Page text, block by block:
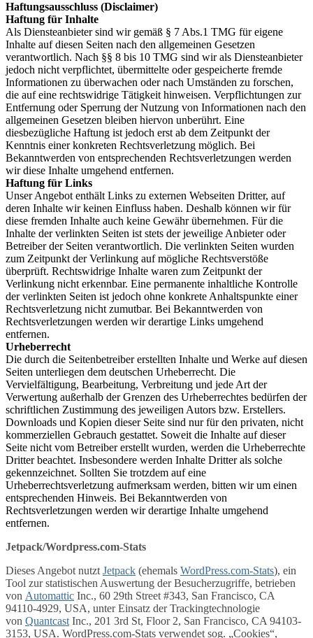
Haftungsausschluss (Disclaimer)
Haftung für Inhalte
Als Diensteanbieter sind wir gemäß § 7 Abs.1 TMG für eigene
Inhalte auf diesen Seiten nach den allgemeinen Gesetzen
verantwortlich. Nach §§ 8 bis 10 TMG sind wir als Diensteanbieter
jedoch nicht verpflichtet, übermittelte oder gespeicherte fremde
Informationen zu überwachen oder nach Umständen zu forschen,
die auf eine rechtswidrige Tätigkeit hinweisen. Verpflichtungen zur
Entfernung oder Sperrung der Nutzung von Informationen nach den
allgemeinen Gesetzen bleiben hiervon unberührt. Eine
diesbezügliche Haftung ist jedoch erst ab dem Zeitpunkt der
Kenntnis einer konkreten Rechtsverletzung möglich. Bei
Bekanntwerden von entsprechenden Rechtsverletzungen werden
wir diese Inhalte umgehend entfernen.
Haftung für Links
Unser Angebot enthält Links zu externen Webseiten Dritter, auf
deren Inhalte wir keinen Einfluss haben. Deshalb können wir für
diese fremden Inhalte auch keine Gewähr übernehmen. Für die
Inhalte der verlinkten Seiten ist stets der jeweilige Anbieter oder
Betreiber der Seiten verantwortlich. Die verlinkten Seiten wurden
zum Zeitpunkt der Verlinkung auf mögliche Rechtsverstöße
überprüft. Rechtswidrige Inhalte waren zum Zeitpunkt der
Verlinkung nicht erkennbar. Eine permanente inhaltliche Kontrolle
der verlinkten Seiten ist jedoch ohne konkrete Anhaltspunkte einer
Rechtsverletzung nicht zumutbar. Bei Bekanntwerden von
Rechtsverletzungen werden wir derartige Links umgehend
entfernen.
Urheberrecht
Die durch die Seitenbetreiber erstellten Inhalte und Werke auf diesen
Seiten unterliegen dem deutschen Urheberrecht. Die
Vervielfältigung, Bearbeitung, Verbreitung und jede Art der
Verwertung außerhalb der Grenzen des Urheberrechtes bedürfen der
schriftlichen Zustimmung des jeweiligen Autors bzw. Erstellers.
Downloads und Kopien dieser Seite sind nur für den privaten, nicht
kommerziellen Gebrauch gestattet. Soweit die Inhalte auf dieser
Seite nicht vom Betreiber erstellt wurden, werden die Urheberrechte
Dritter beachtet. Insbesondere werden Inhalte Dritter als solche
gekennzeichnet. Sollten Sie trotzdem auf eine
Urheberrechtsverletzung aufmerksam werden, bitten wir um einen
entsprechenden Hinweis. Bei Bekanntwerden von
Rechtsverletzungen werden wir derartige Inhalte umgehend
entfernen.
Jetpack/Wordpress.com-Stats
Dieses Angebot nutzt Jetpack (ehemals WordPress.com-Stats), ein
Tool zur statistischen Auswertung der Besucherzugriffe, betrieben
von Automattic Inc., 60 29th Street #343, San Francisco, CA
94110-4929, USA, unter Einsatz der Trackingtechnologie
von Quantcast Inc., 201 3rd St, Floor 2, San Francisco, CA 94103-
3153, USA. WordPress.com-Stats verwendet sog. „Cookies“,